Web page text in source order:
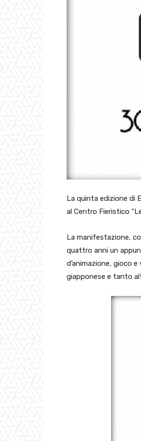
La quinta edizione di
al Centro Fieristico
La manifestazione,
quattro anni un
d’animazione, gioco
giapponese e tanto